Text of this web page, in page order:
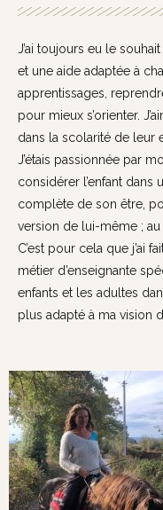
J’ai toujours eu le
et une aide adaptée à
apprentissages,
pour mieux s’orienter.
dans la scolarité de leur
J’étais passionnée par
considérer l’enfant
complète de son être,
version de lui-même ; au
C’est pour cela que j’ai
métier d’enseignante
enfants et les adultes
plus adapté à ma vision